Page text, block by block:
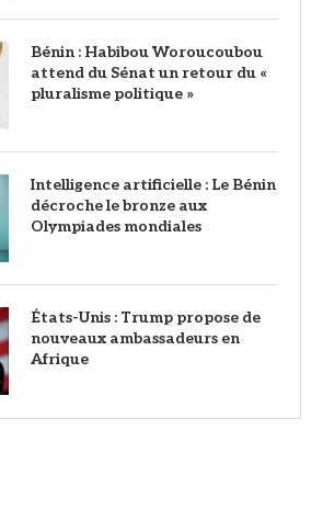
Bénin : Habibou Woroucoubou
attend du Sénat un retour du «
pluralisme politique »
Intelligence artificielle : Le Bénin
décroche le bronze aux
Olympiades mondiales
États-Unis : Trump propose de
nouveaux ambassadeurs en
Afrique